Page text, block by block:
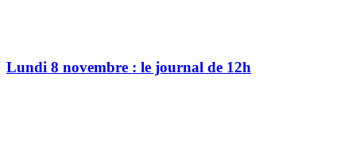
Lundi 8 novembre : le journal de 12h